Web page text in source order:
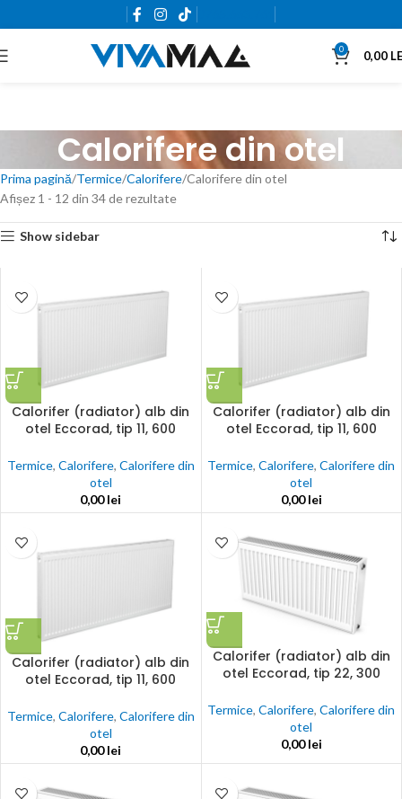
0 0,00
Calorifere din otel
Prima pagină Termice Calorifere Calorifere din otel
Afișez 1 - 12 din 34 de rezultate
Show sidebar
Calorifer (radiator) alb din
otel Eccorad, tip 11, 600
incluse
Termice, Calorifere, Calorifere din
otel
0,00lei
Calorifer (radiator) alb din
otel Eccorad, tip 11, 600
incluse
Termice,Calorifere,Calorifere din
otel
0,00lei
Calorifer (radiator) alb din
otel Eccorad, tip 11, 600
incluse
Termice, Calorifere, Calorifere din
otel
0,00lei
Calorifer (radiator) alb din
otel Eccorad, tip 22, 300
incluse
Termice,Calorifere,Calorifere din
otel
0,00lei